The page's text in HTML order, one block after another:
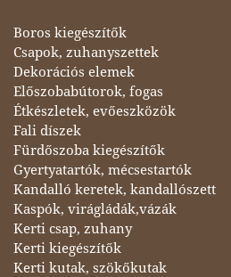
Boros kiegészítők
Csapok, zuhanyszettek
Dekorációs elemek
Előszobabútorok, fogas
Étkészletek, evőeszközök
Fali díszek
Fürdőszoba kiegészítők
Gyertyatartók, mécsestartók
Kandalló keretek, kandallószett
Kaspók, virágládák,vázák
Kerti csap, zuhany
Kerti kiegészítők
Kerti kutak, szökőkutak